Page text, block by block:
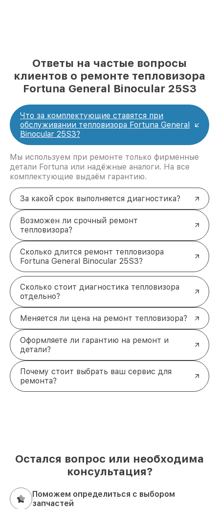
Ответы на частые вопросы
клиентов о ремонте тепловизора
Fortuna General Binocular 25S3
Что за комплектующие ставятся при
обслуживании тепловизора Fortuna General
Binocular 25S3?
Мы используем при ремонте только фирменные
детали Fortuna или надёжные аналоги. На все
комплектующие выдаём гарантию.
За какой срок выполняется диагностика?
Возможен ли срочный ремонт
тепловизора?
Сколько длится ремонт тепловизора
Fortuna General Binocular 25S3?
Сколько стоит диагностика тепловизора
отдельно?
Меняется ли цена на ремонт тепловизора?
Оформляете ли гарантию на ремонт и
детали?
Почему стоит выбрать ваш сервис для
ремонта?
Остался вопрос или необходима
консультация?
Поможем определиться с выбором
запчастей